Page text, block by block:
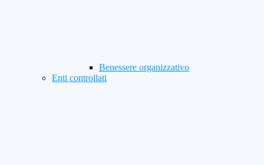
Benessere organizzativo
Enti controllati